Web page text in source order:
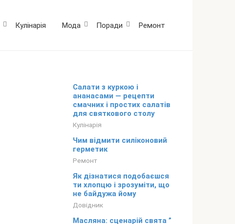
Кулінарія Мода Поради Ремонт
Салати з куркою і
ананасами — рецепти
смачних і простих салатів
для святкового столу
Кулінарія
Чим відмити силіконовий
герметик
Ремонт
Як дізнатися подобаєшся
ти хлопцю і зрозуміти, що
не байдужа йому
Довідник
Масляна: сценарій свята ”